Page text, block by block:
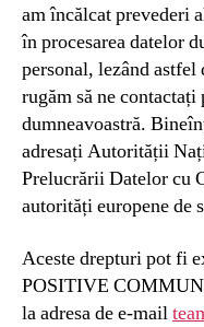
am încălcat prevederi
în procesarea datelor
personal, lezând
rugăm să ne
dumneavoastră.
adresați Autorității
Prelucrării Datelor cu
autorități europene de
Aceste drepturi pot fi
POSITIVE
la adresa de e-mail